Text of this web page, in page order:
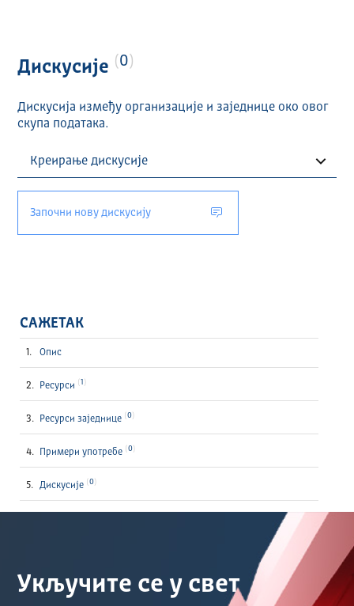
Дискусије 0
Дискусија између организације и заједнице око овог
скупа података.
Започни нову дискусију
САЖЕТАК
Опис
Ресурси 1
Ресурси заједнице 0
Примери употребе 0
Дискусије 0
Укључите се у свет